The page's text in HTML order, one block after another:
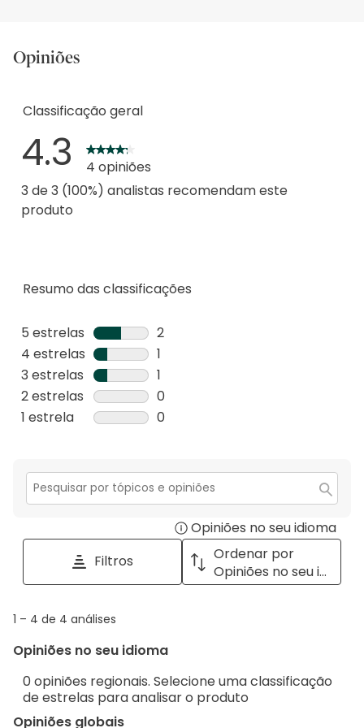
Opiniões
Resumo das classificações
5 estrelas estrelas
2
2
análises
com
5
4 estrelas estrelas
1
1
análise
com
3 estrelas estrelas
1
1
análise
estrelas.
2 estrelas estrelas
0
0
2
estrelas.
1 estrela estrelas
0
com
1
Classificação geral
4.3
4 opiniões
3 de 3 (100%) analistas recomendam este
produto
Secção
Opiniões no seu idioma
a
with
Filtros
Ordenar por
Opiniões no seu idioma
1
4
análises
1 – 4 de 4 análises
Opiniões no seu idioma
0 opiniões regionais. Selecione uma classificação
de estrelas para analisar o produto
Opiniões globais